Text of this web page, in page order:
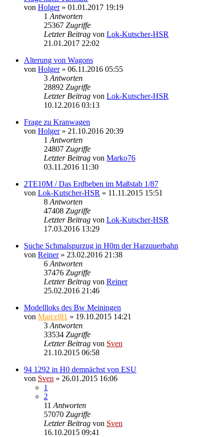
von Holger» 01.01.2017 19:19
1 Antworten
25367 Zugriffe
Letzter Beitrag von Lok-Kutscher-HSR
21.01.2017 22:02
Alterung von Wagons
von Holger» 06.11.2016 05:55
3 Antworten
28892 Zugriffe
Letzter Beitrag von Lok-Kutscher-HSR
10.12.2016 03:13
Frage zu Kranwagen
von Holger» 21.10.2016 20:39
1 Antworten
24807 Zugriffe
Letzter Beitrag von Marko76
03.11.2016 11:30
2TE10M / Das Erdbeben im Maßstab 1/87
von Lok-Kutscher-HSR » 11.11.2015 15:51
8 Antworten
47408 Zugriffe
Letzter Beitrag von Lok-Kutscher-HSR
17.03.2016 13:29
Suche Schmalspurzug in H0m der Harzquerbahn
von Reiner» 23.02.2016 21:38
6 Antworten
37476 Zugriffe
Letzter Beitrag von Reiner
25.02.2016 21:46
Modellloks des Bw Meiningen
von Marcel81 » 19.10.2015 14:21
3 Antworten
33534 Zugriffe
Letzter Beitrag von Sven
21.10.2015 06:58
94 1292 in H0 demnächst von ESU
von Sven » 26.01.2015 16:06
1
2
11 Antworten
57070 Zugriffe
Letzter Beitrag von Sven
16.10.2015 09:41